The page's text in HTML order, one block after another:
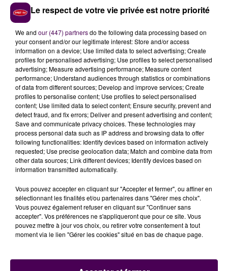
À LA UNE
31 juillet 2026
Gagnez vos entrées à Terra Botanica !
Inscrivez-vous au casting The Voice & The Voice
Kids !
6 août 2026
Deux rixes en trois semaines : le préfet ordonne
Le respect de votre vie privée est notre priorité
We and our (447) partnersdo the following data processing based on
your consent and/or our legitimate interest: Store and/or access
information on a device; Use limited data to select advertising; Create
profiles for personalised advertising; Use profiles to select personalised
advertising; Measure advertising performance; Measure content
performance; Understand audiences through statistics or combinations
of data from different sources; Develop and improve services; Create
profiles to personalise content; Use profiles to select personalised
content; Use limited data to select content; Ensure security, prevent and
detect fraud, and fix errors; Deliver and present advertising and content;
Save and communicate privacy choices. These technologies may
process personal data such as IP address and browsing data to offer
following functionalities: Identify devices based on information actively
requested; Use precise geolocation data; Match and combine data from
other data sources; Link different devices; Identify devices based on
information transmitted automatically.
Vous pouvez accepter en cliquant sur "Accepter et fermer", ou affiner en
sélectionnant les finalités et/ou partenaires dans "Gérer mes choix".
Vous pouvez également refuser en cliquant sur "Continuer sans
accepter". Vos préférences ne s'appliqueront que pour ce site. Vous
pouvez mettre à jour vos choix, ou retirer votre consentement à tout
moment via le lien "Gérer les cookies" situé en bas de chaque page.